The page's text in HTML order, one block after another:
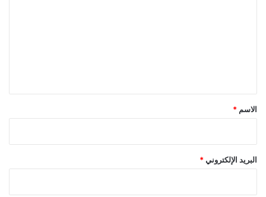
*
الاسم *
البريد الإلكتروني *